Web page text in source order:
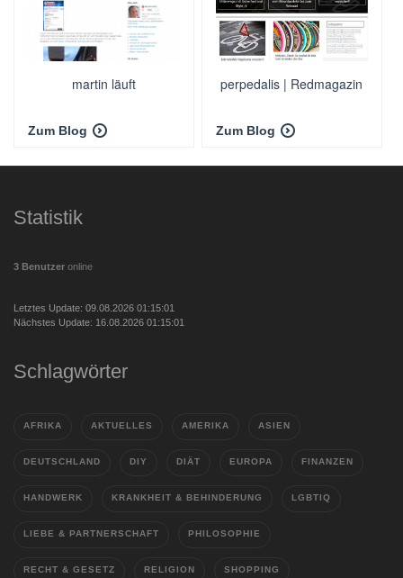
martin läuft
Zum Blog
perpedalis | Redmagazin
Zum Blog
Statistik
3 Benutzer online
Letztes Update: 09.08.2026 01:15:01
Nächstes Update: 16.08.2026 01:15:01
Schlagwörter
AFRIKA AKTUELLES AMERIKA ASIEN
DEUTSCHLAND DIY DIÄT EUROPA FINANZEN
HANDWERK KRANKHEIT & BEHINDERUNG LGBTIQ
LIEBE & PARTNERSCHAFT PHILOSOPHIE
RECHT & GESETZ RELIGION SHOPPING